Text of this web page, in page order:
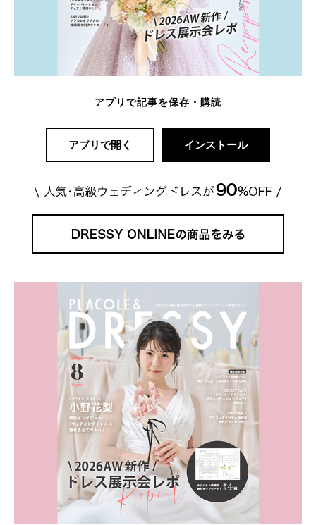
アプリで記事を保存・購読
アプリで開く インストール